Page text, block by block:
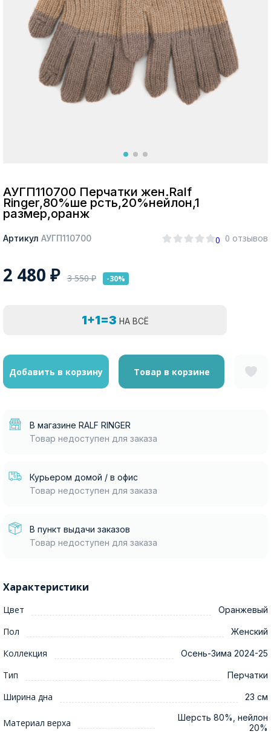
Москва
АУГП110700 Перчатки жен.Ralf
Ringer,80%ше рсть,20%нейлон,1
размер,оранж
Артикул АУГП110700 0 0 отзывов
2 480 ₽ 3 550₽ -30%
1+1=3 НА ВСЁ
Добавить в корзину Товар в корзине
В магазине RALF RINGER
Товар недоступен для заказа
Курьером домой / в офис
Товар недоступен для заказа
В пункт выдачи заказов
Товар недоступен для заказа
Характеристики
Цвет Оранжевый
Пол Женский
Коллекция Осень-Зима 2024-25
Тип Перчатки
Ширина дна 23 см
Материал верха
Шерсть 80%, нейлон
20%